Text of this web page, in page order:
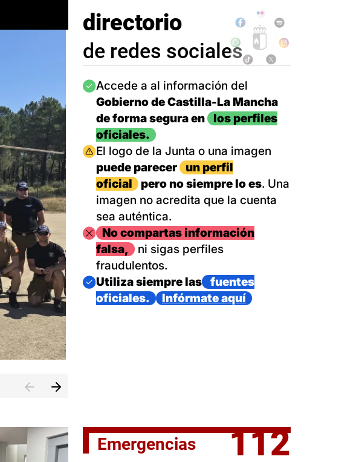
directorio
de redes sociales
Imagen
Accede a al información del
Gobierno de Castilla-La Mancha
de forma segura en
los perfiles
oficiales.
Imagen
El logo de la Junta o una imagen
puede parecer
un perfil
oficial
pero no siempre lo es. Una
imagen no acredita que la cuenta
sea auténtica.
ImagenNo compartas información
falsa,
ni sigas perfiles
fraudulentos.
Imagen
Utiliza siempre las
fuentes
oficiales.
Infórmate aquí
Emergencias 112